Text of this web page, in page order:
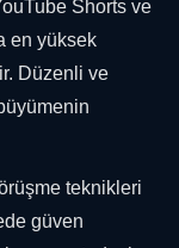
Shorts ve
en yüksek
Düzenli ve
teknikleri
güven